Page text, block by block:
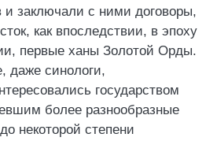
и заключали с ними договоры,
как впоследствии, в эпоху
первые ханы Золотой Орды.
даже синологи,
государством
более разнообразные
некоторой степени